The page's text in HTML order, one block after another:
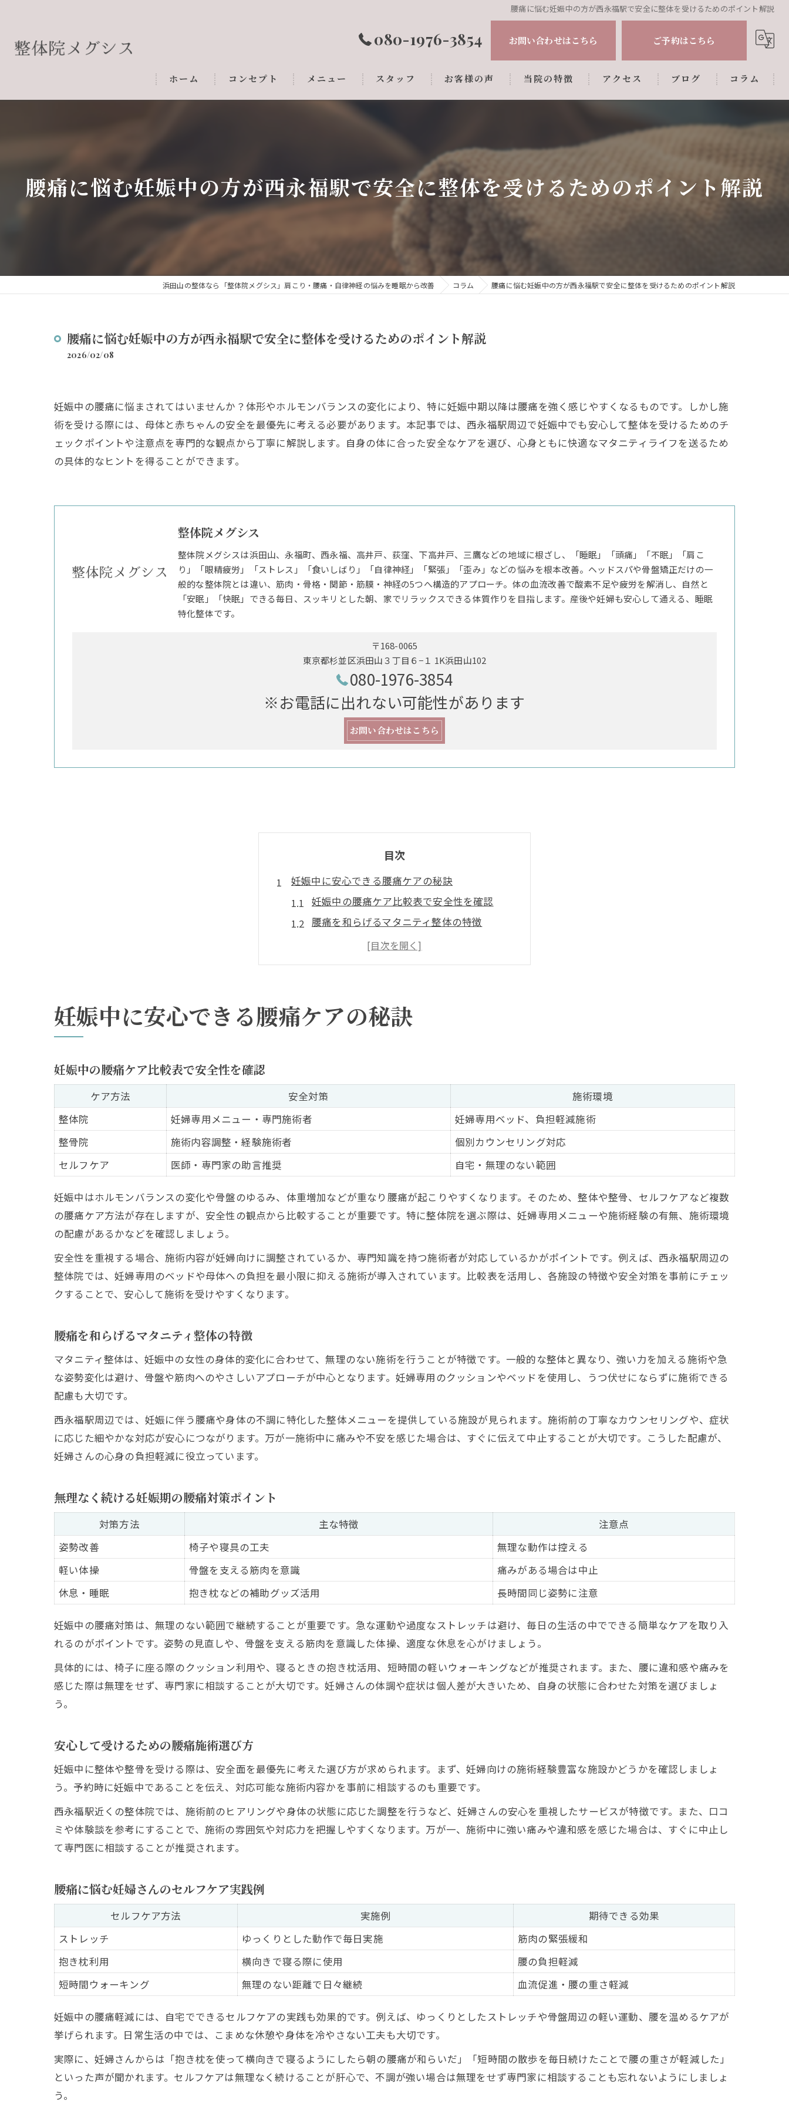
腰痛に悩む妊娠中の方が西永福駅で安全に整体を受けるためのポイント解説
080-1976-3854 お問い合わせはこちら ご予約はこちら
ホーム コンセプト メニュー スタッフ お客様の声 当院の特徴
腰痛
産後
アクセス ブログ コラム
腰痛に悩む妊娠中の方が西永福駅で安全に整体を受けるためのポイント解説
浜田山の整体なら「整体院メグシス」肩こり・腰痛・自律神経の悩みを睡眠から改善 コラム 腰痛に悩む妊娠中の方が西永福駅で安全に整体を受けるためのポイント解説
腰痛に悩む妊娠中の方が西永福駅で安全に整体を受けるためのポイント解説
2026/02/08
妊娠中の腰痛に悩まされてはいませんか？体形やホルモンバランスの変化により、特に妊娠中期以降は腰痛を強く感じやすくなるものです。しかし施
術を受ける際には、母体と赤ちゃんの安全を最優先に考える必要があります。本記事では、西永福駅周辺で妊娠中でも安心して整体を受けるためのチ
ェックポイントや注意点を専門的な観点から丁寧に解説します。自身の体に合った安全なケアを選び、心身ともに快適なマタニティライフを送るため
の具体的なヒントを得ることができます。
整体院メグシス
整体院メグシスは浜田山、永福町、西永福、高井戸、荻窪、下高井戸、三鷹などの地域に根ざし、「睡眠」「頭痛」「不眠」「肩こ
り」「眼精疲労」「ストレス」「食いしばり」「自律神経」「緊張」「歪み」などの悩みを根本改善。ヘッドスパや骨盤矯正だけの一
般的な整体院とは違い、筋肉・骨格・関節・筋膜・神経の5つへ構造的アプローチ。体の血流改善で酸素不足や疲労を解消し、自然と
「安眠」「快眠」できる毎日、スッキリとした朝、家でリラックスできる体質作りを目指します。産後や妊婦も安心して通える、睡眠
特化整体です。
〒168-0065
東京都杉並区浜田山３丁目６−１ 1K浜田山102
080-1976-3854
※お電話に出れない可能性があります
お問い合わせはこちら
目次
妊娠中に安心できる腰痛ケアの秘訣
妊娠中の腰痛ケア比較表で安全性を確認
腰痛を和らげるマタニティ整体の特徴
無理なく続ける妊娠期の腰痛対策ポイント
安心して受けるための腰痛施術選び方
西永福駅周辺で探す妊婦向け整体の選び方
西永福駅周辺の整体比較で選ぶ腰痛対策
妊婦が安心できる整体院の見極め方
腰痛緩和を目指す妊婦の整体選択基準
腰痛への不安を和らげるマタニティ期間の工夫
腰痛不安を軽減するマタニティ生活術一覧
妊娠中の腰痛に効く日常動作のヒント
体調管理で腰痛を予防する妊婦のコツ
不安を和らげる腰痛セルフケア実践方法
整体を受ける妊婦さんが注意すべき点とは
妊娠中の整体施術安全チェックリスト
妊婦の腰痛施術で押さえるべき注意点
反り腰や負担軽減へ骨盤ケアを始める理由
反り腰改善が腰痛緩和につながる理由
妊娠中の負担軽減に骨盤ケアが有効な訳
妊娠中の整体施術安全性比較表
腰痛ケアにおけるマタニティ整体の現状
妊婦が整体を受ける際の最新安全ガイド
安全な腰痛施術のための注意ポイント
整体による腰痛改善のリスクと対策
妊娠中に安心できる腰痛ケアの秘訣
妊娠中の腰痛ケア比較表で安全性を確認
ケア方法 安全対策
施術環境
整体院
妊婦専用メニュー・専門施術者
妊婦専用ベッド、負担軽減施術
整骨院
施術内容調整・経験施術者
個別カウンセリング対応
セルフケア
医師・専門家の助言推奨 自宅・無理のない範囲
妊娠中はホルモンバランスの変化や骨盤のゆるみ、体重増加などが重なり腰痛が起こりやすくなります。そのため、整体や整骨、セルフケアなど複数
の腰痛ケア方法が存在しますが、安全性の観点から比較することが重要です。特に整体院を選ぶ際は、妊婦専用メニューや施術経験の有無、施術環境
の配慮があるかなどを確認しましょう。
安全性を重視する場合、施術内容が妊婦向けに調整されているか、専門知識を持つ施術者が対応しているかがポイントです。例えば、西永福駅周辺の
整体院では、妊婦専用のベッドや母体への負担を最小限に抑える施術が導入されています。比較表を活用し、各施設の特徴や安全対策を事前にチェッ
クすることで、安心して施術を受けやすくなります。
腰痛を和らげるマタニティ整体の特徴
マタニティ整体は、妊娠中の女性の身体的変化に合わせて、無理のない施術を行うことが特徴です。一般的な整体と異なり、強い力を加える施術や急
な姿勢変化は避け、骨盤や筋肉へのやさしいアプローチが中心となります。妊婦専用のクッションやベッドを使用し、うつ伏せにならずに施術できる
配慮も大切です。
西永福駅周辺では、妊娠に伴う腰痛や身体の不調に特化した整体メニューを提供している施設が見られます。施術前の丁寧なカウンセリングや、症状
に応じた細やかな対応が安心につながります。万が一施術中に痛みや不安を感じた場合は、すぐに伝えて中止することが大切です。こうした配慮が、
妊婦さんの心身の負担軽減に役立っています。
無理なく続ける妊娠期の腰痛対策ポイント
対策方法 主な特徴
注意点
姿勢改善
椅子や寝具の工夫
無理な動作は控える
軽い体操
骨盤を支える筋肉を意識
痛みがある場合は中止
休息・睡眠
抱き枕などの補助グッズ活用 長時間同じ姿勢に注意
妊娠中の腰痛対策は、無理のない範囲で継続することが重要です。急な運動や過度なストレッチは避け、毎日の生活の中でできる簡単なケアを取り入
れるのがポイントです。姿勢の見直しや、骨盤を支える筋肉を意識した体操、適度な休息を心がけましょう。
具体的には、椅子に座る際のクッション利用や、寝るときの抱き枕活用、短時間の軽いウォーキングなどが推奨されます。また、腰に違和感や痛みを
感じた際は無理をせず、専門家に相談することが大切です。妊婦さんの体調や症状は個人差が大きいため、自身の状態に合わせた対策を選びましょ
う。
安心して受けるための腰痛施術選び方
妊娠中に整体や整骨を受ける際は、安全面を最優先に考えた選び方が求められます。まず、妊婦向けの施術経験豊富な施設かどうかを確認しましょ
う。予約時に妊娠中であることを伝え、対応可能な施術内容かを事前に相談するのも重要です。
西永福駅近くの整体院では、施術前のヒアリングや身体の状態に応じた調整を行うなど、妊婦さんの安心を重視したサービスが特徴です。また、口コ
ミや体験談を参考にすることで、施術の雰囲気や対応力を把握しやすくなります。万が一、施術中に強い痛みや違和感を感じた場合は、すぐに中止し
て専門医に相談することが推奨されます。
腰痛に悩む妊婦さんのセルフケア実践例
セルフケア方法 実施例
期待できる効果
ストレッチ
ゆっくりとした動作で毎日実施
筋肉の緊張緩和
抱き枕利用
横向きで寝る際に使用
腰の負担軽減
短時間ウォーキング
無理のない距離で日々継続 血流促進・腰の重さ軽減
妊娠中の腰痛軽減には、自宅でできるセルフケアの実践も効果的です。例えば、ゆっくりとしたストレッチや骨盤周辺の軽い運動、腰を温めるケアが
挙げられます。日常生活の中では、こまめな休憩や身体を冷やさない工夫も大切です。
実際に、妊婦さんからは「抱き枕を使って横向きで寝るようにしたら朝の腰痛が和らいだ」「短時間の散歩を毎日続けたことで腰の重さが軽減した」
といった声が聞かれます。セルフケアは無理なく続けることが肝心で、不調が強い場合は無理をせず専門家に相談することも忘れないようにしましょ
う。